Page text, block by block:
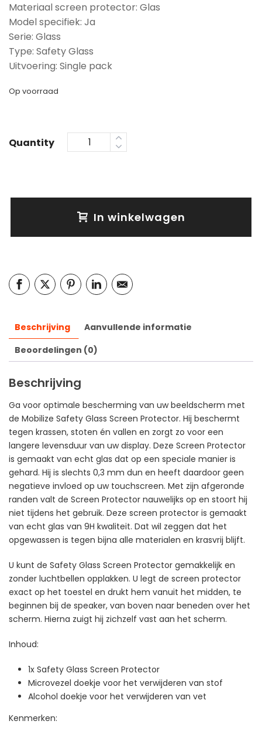
Materiaal screen protector: Glas
Model specifiek: Ja
Serie: Glass
Type: Safety Glass
Uitvoering: Single pack
Op voorraad
Quantity
In winkelwagen
Beschrijving
Aanvullende informatie
Beoordelingen (0)
Beschrijving
Ga voor optimale bescherming van uw beeldscherm met
de Mobilize Safety Glass Screen Protector. Hij beschermt
tegen krassen, stoten én vallen en zorgt zo voor een
langere levensduur van uw display. Deze Screen Protector
is gemaakt van echt glas dat op een speciale manier is
gehard. Hij is slechts 0,3 mm dun en heeft daardoor geen
negatieve invloed op uw touchscreen. Met zijn afgeronde
randen valt de Screen Protector nauwelijks op en stoort hij
niet tijdens het gebruik. Deze screen protector is gemaakt
van echt glas van 9H kwaliteit. Dat wil zeggen dat het
opgewassen is tegen bijna alle materialen en krasvrij blijft.
U kunt de Safety Glass Screen Protector gemakkelijk en
zonder luchtbellen opplakken. U legt de screen protector
exact op het toestel en drukt hem vanuit het midden, te
beginnen bij de speaker, van boven naar beneden over het
scherm. Hierna zuigt hij zichzelf vast aan het scherm.
Inhoud:
1x Safety Glass Screen Protector
Microvezel doekje voor het verwijderen van stof
Alcohol doekje voor het verwijderen van vet
Kenmerken: